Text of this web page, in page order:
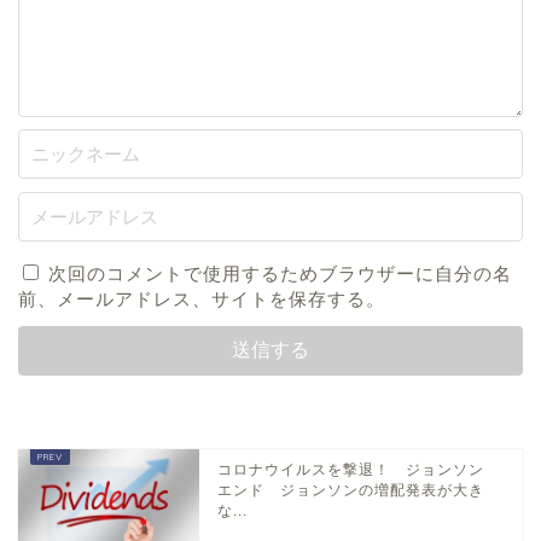
次回のコメントで使用するためブラウザーに自分の名
前、メールアドレス、サイトを保存する。
コロナウイルスを撃退！ ジョンソン
エンド ジョンソンの増配発表が大き
な...